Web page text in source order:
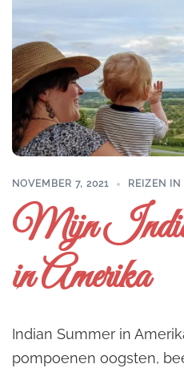
NOVEMBER 7, 2021 REIZEN
Mijn
in Amerika
Indian Summer in
pompoenen oogsten,